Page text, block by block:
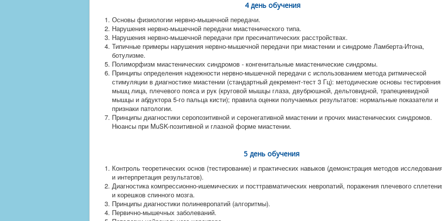
4 день обучения
Основы физиологии нервно-мышечной передачи.
Нарушения нервно-мышечной передачи миастенического типа.
Нарушения нервно-мышечной передачи при пресинаптических расстройствах.
Типичные примеры нарушения нервно-мышечной передачи при миастении и синдроме Ламберта-Итона,
ботулизме.
Полиморфизм миастенических синдромов - конгенитальные миастенические синдромы.
Принципы определения надежности нервно-мышечной передачи с использованием метода ритмической
стимуляции в диагностике миастении (стандартный декремент-тест 3 Гц): методические основы тестировния
мышц лица, плечевого пояса и рук (круговой мышцы глаза, двубрюшной, дельтовидной, трапециевидной
мышцы и абдуктора 5-го пальца кисти); правила оценки получаемых результатов: нормальные показатели и
признаки патологии.
Принципы диагностики серопозитивной и серонегативной миастении и прочих миастенических синдромов.
Нюансы при MuSK-позитивной и глазной форме миастении.
5 день обучения
Контроль теоретических основ (тестирование) и практических навыков (демонстрация методов
и интерпретация результатов).
Диагностика компрессионно-ишемических и посттравматических невропатий, поражения плечевого
и корешков спинного мозга.
Принципы диагностики полиневропатий (алгоритмы).
Первично-мышечных заболеваний.